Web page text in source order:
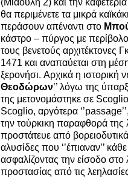
(Μιαούλη 2) και την
θα περιμένετε τα μικρά
περάσουν απέναντι στο
κάστρο – πύργος με
τους βενετούς
1471 και αναπαύεται στη
ξερονήσι. Αρχικά η ιστορική
Θεοδώρων’’ λόγω της
της μετονομάστηκε σε
Scoglio, αργότερα
την τούρκικη παραφθορά της
προστάτευε από
αλυσίδες που ‘’έπιαναν’’
ασφαλίζοντας την είσοδο
προστασίας από τις